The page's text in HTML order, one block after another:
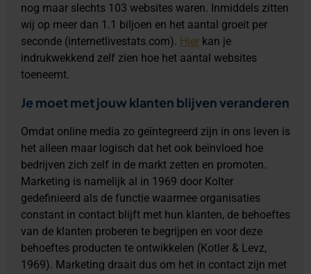
nog maar slechts 103 websites waren. Inmiddels zitten
wij op meer dan 1.1 biljoen en het aantal groeit per
seconde (internetlivestats.com). Hier kan je
indrukwekkend zelf zien hoe het aantal websites
toeneemt.
Je moet met jouw klanten blijven veranderen
Omdat online media zo geïntegreerd zijn in ons leven is
het alleen maar logisch dat het ook beïnvloed hoe
bedrijven zich zelf in de markt zetten en promoten.
Marketing is namelijk al in 1969 door Kolter
gedefinieerd als de functie waarmee organisaties
constant in contact blijft met hun klanten, de behoeftes
van de klanten proberen te begrijpen en voor deze
behoeftes producten te ontwikkelen (Kotler & Levz,
1969). Marketing draait dus om het in contact zijn met